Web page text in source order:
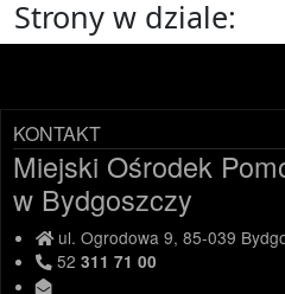
Strony w dziale:
KONTAKT
Miejski Ośrodek
w Bydgoszczy
ul. Ogrodowa 9, 85-039
52311 71 00